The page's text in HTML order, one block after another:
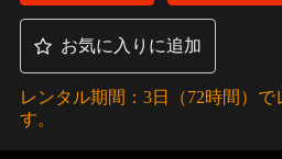
お気に入りに追加
レンタル期間：3日（72時間）
す。